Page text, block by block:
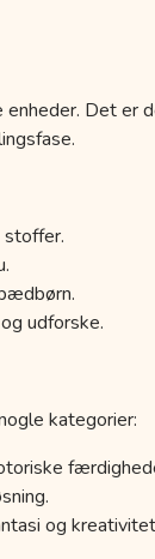
Det er
udforske.
kategorier:
og